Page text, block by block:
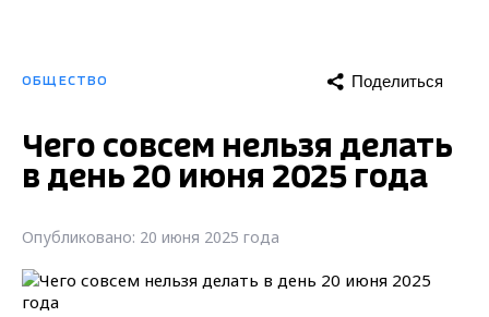
ОБЩЕСТВО Поделиться
Чего совсем нельзя делать
в день 20 июня 2025 года
Опубликовано: 20 июня 2025 года